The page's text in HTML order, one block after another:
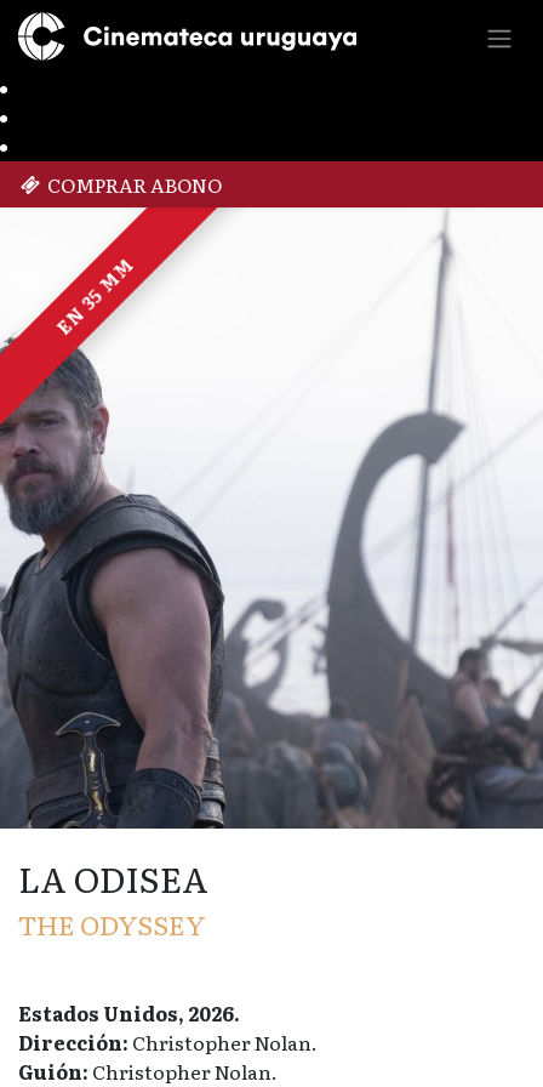
COMPRAR ABONO
EN 35 MM
LA ODISEA
THE ODYSSEY
Estados Unidos, 2026.
Dirección: Christopher Nolan.
Guión: Christopher Nolan.